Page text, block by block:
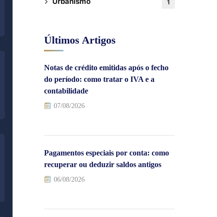
1
Últimos Artigos
Notas de crédito emitidas após o fecho
do período: como tratar o IVA e a
contabilidade
07/08/2026
Pagamentos especiais por conta: como
recuperar ou deduzir saldos antigos
06/08/2026